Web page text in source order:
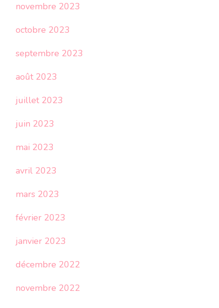
novembre 2023
octobre 2023
septembre 2023
août 2023
juillet 2023
juin 2023
mai 2023
avril 2023
mars 2023
février 2023
janvier 2023
décembre 2022
novembre 2022